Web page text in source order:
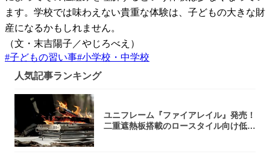
ます。学校では味わえない貴重な体験は、子どもの大きな財
産になるかもしれません。
（文・末吉陽子／やじろべえ）
#子どもの習い事#小学校・中学校
人気記事ランキング
ユニフレーム『ファイアレイル』発売！
二重遮熱板搭載のロースタイル向け低型